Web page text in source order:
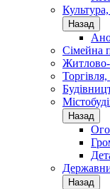
Назад
Сімейна
Житлово-
Назад
Назад